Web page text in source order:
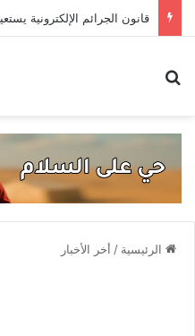
الرئيسية / أخر الأخبار